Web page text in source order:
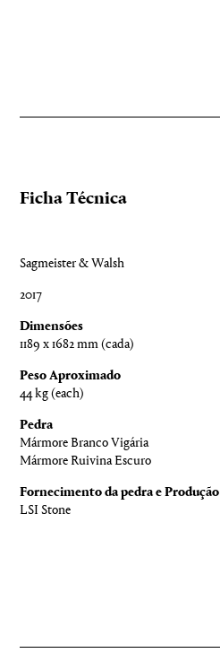
Ficha Técnica
Sagmeister & Walsh
2017
Dimensões
1189 x 1682 mm (cada)
Peso Aproximado
44 kg (each)
Pedra
Mármore Branco Vigária
Mármore Ruivina Escuro
Fornecimento da pedra e Produção
LSI Stone